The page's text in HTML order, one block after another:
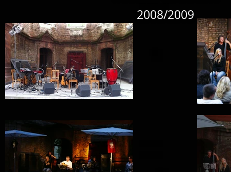
2008/2009